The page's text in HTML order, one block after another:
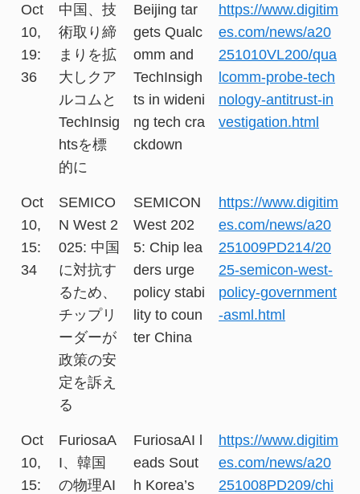
Oct
10,
19:
36
中国、技
術取り締
まりを拡
大しクア
ルコムと
TechInsig
htsを標
的に
Beijing tar
gets Qualc
omm and
TechInsigh
ts in wideni
ng tech cra
ckdown
https://www.digitim
es.com/news/a20
251010VL200/qua
lcomm-probe-tech
nology-antitrust-in
vestigation.html
Oct
10,
15:
34
SEMICO
N West 2
025: 中国
に対抗す
るため、
チップリ
ーダーが
政策の安
定を訴え
る
SEMICON
West 202
5: Chip lea
ders urge
policy stabi
lity to coun
ter China
https://www.digitim
es.com/news/a20
251009PD214/20
25-semicon-west-
policy-government
-asml.html
Oct
10,
15:
FuriosaA
I、韓国
の物理AI
FuriosaAI l
eads Sout
h Korea’s
https://www.digitim
es.com/news/a20
251008PD209/chi